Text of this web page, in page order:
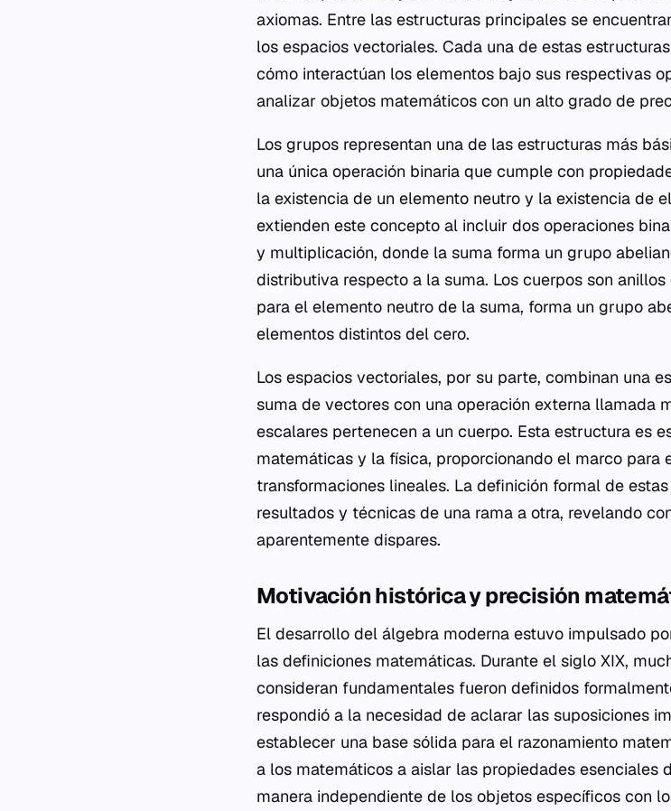
axiomas. Entre las estructuras principales se
los espacios vectoriales. Cada una de estas
cómo interactúan los elementos bajo sus respectivas
analizar objetos matemáticos con un alto grado de
Los grupos representan una de las estructuras más
una única operación binaria que cumple con
la existencia de un elemento neutro y la existencia de
extienden este concepto al incluir dos operaciones
y multiplicación, donde la suma forma un grupo
distributiva respecto a la suma. Los cuerpos son
para el elemento neutro de la suma, forma un grupo
elementos distintos del cero.
Los espacios vectoriales, por su parte, combinan una
suma de vectores con una operación externa llamada
escalares pertenecen a un cuerpo. Esta estructura es
matemáticas y la física, proporcionando el marco para
transformaciones lineales. La definición formal de
resultados y técnicas de una rama a otra, revelando
aparentemente dispares.
Motivación histórica y precisión
El desarrollo del álgebra moderna estuvo impulsado
las definiciones matemáticas. Durante el siglo XIX,
consideran fundamentales fueron definidos
respondió a la necesidad de aclarar las suposiciones
establecer una base sólida para el razonamiento
a los matemáticos a aislar las propiedades esenciales
manera independiente de los objetos específicos con